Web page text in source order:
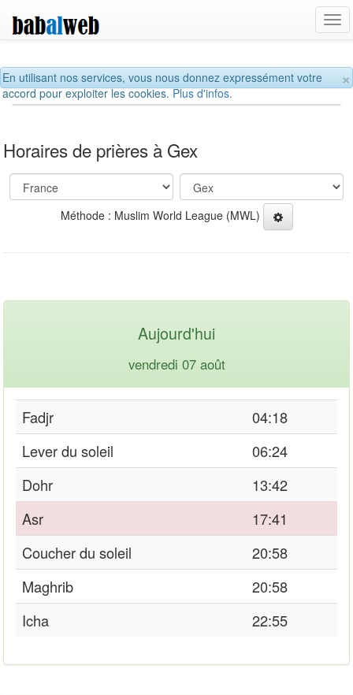
×
En utilisant nos services, vous nous donnez expressément votre
accord pour exploiter les cookies.Plus d'infos.
Horaires de prières à Gex
Méthode : Muslim World League (MWL)
Aujourd'hui
vendredi 07 août
Fadjr
04:18
Lever du soleil
06:24
Dohr
13:42
Asr
17:41
Coucher du soleil
20:58
Maghrib
20:58
Icha
22:55